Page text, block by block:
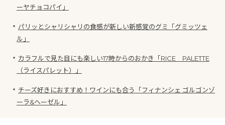
ーヤチョコパイ」
・ パリッとシャリシャリの食感が新しい新感覚のグミ「グミッツェ
ル」
・ カラフルで見た目にも楽しい17時からのおかき「RICE PALETTE
（ライスパレット）」
・ チーズ好きにおすすめ！ワインにも合う「フィナンシェ ゴルゴンゾ
ーラ&ヘーゼル」